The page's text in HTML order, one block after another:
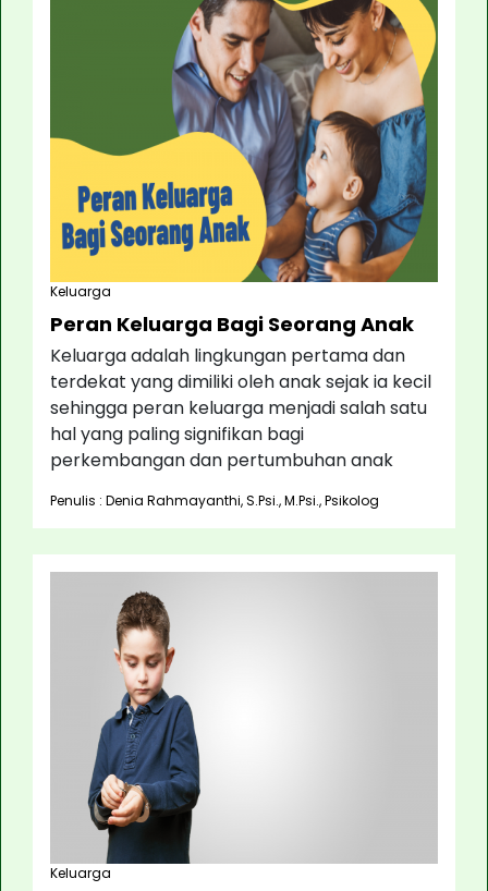
Keluarga
Peran Keluarga Bagi Seorang Anak
Keluarga adalah lingkungan pertama dan
terdekat yang dimiliki oleh anak sejak ia kecil
sehingga peran keluarga menjadi salah satu
hal yang paling signifikan bagi
perkembangan dan pertumbuhan anak
Penulis : Denia Rahmayanthi, S.Psi., M.Psi., Psikolog
Keluarga